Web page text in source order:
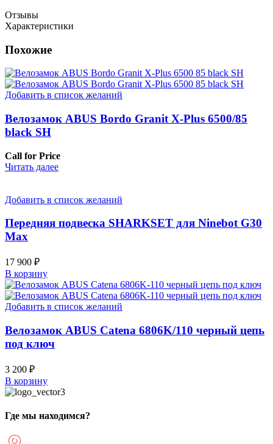
Отзывы
Характеристики
Похожие
Добавить в список желаний
Велозамок ABUS Bordo Granit X-Plus 6500/85
black SH
Call for Price
Читать далее
Добавить в список желаний
Передняя подвеска SHARKSET для Ninebot G30
Max
17 900 ₽
В корзину
Добавить в список желаний
Велозамок ABUS Catena 6806K/110 черный цепь
под ключ
3 200 ₽
В корзину
Где мы находимся?